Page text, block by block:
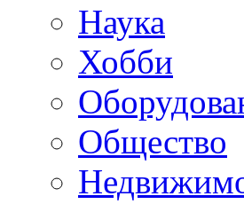
Наука
Хобби
Общество